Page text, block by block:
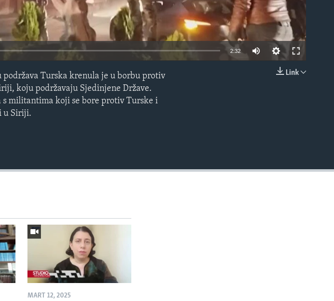
2:32
Link
podržava Turska krenula je u borbu protiv
koju podržavaju Sjedinjene Države.
s militantima koji se bore protiv Turske i
u Siriji.
MART 12, 2025